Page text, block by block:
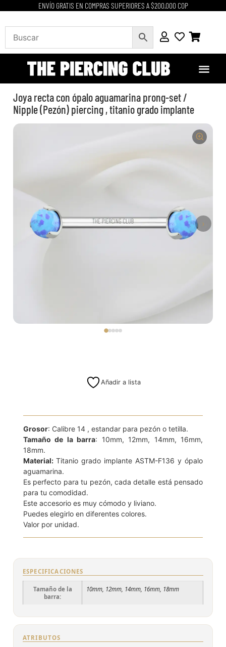
ENVÍO GRATIS EN COMPRAS SUPERIORES A $200.000 COP
Joya recta con ópalo aguamarina prong-set /
Nipple (Pezón) piercing , titanio grado implante
›
Añadir a lista
Grosor: Calibre 14 , estandar para pezón o tetilla.
Tamaño de la barra: 10mm, 12mm, 14mm, 16mm,
18mm.
Material: Titanio grado implante ASTM-F136 y ópalo
aguamarina.
Es perfecto para tu pezón, cada detalle está pensado
para tu comodidad.
Este accesorio es muy cómodo y liviano.
Puedes elegirlo en diferentes colores.
Valor por unidad.
ESPECIFICACIONES
Tamaño de la
barra:
10mm, 12mm, 14mm, 16mm, 18mm
ATRIBUTOS